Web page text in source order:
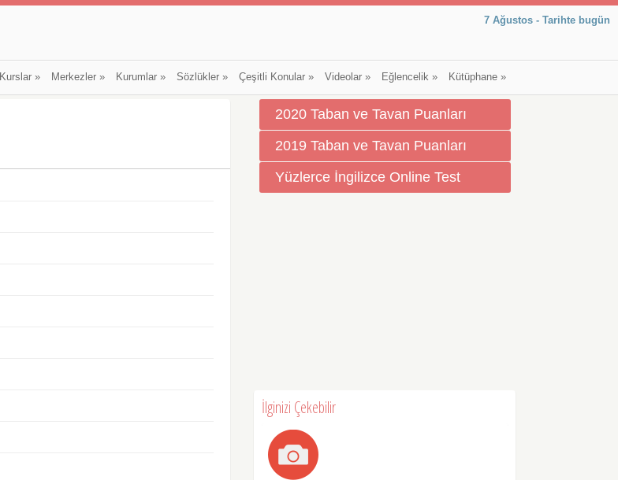
7 Ağustos - Tarihte bugün
Kurslar» Merkezler» Kurumlar» Sözlükler» Çeşitli Konular» Videolar» Eğlencelik» Kütüphane»
2020 Taban ve Tavan Puanları
2019 Taban ve Tavan Puanları
Yüzlerce İngilizce Online Test
İlginizi Çekebilir